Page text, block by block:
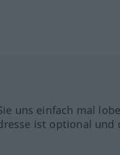
uns einfach mal
ist optional und